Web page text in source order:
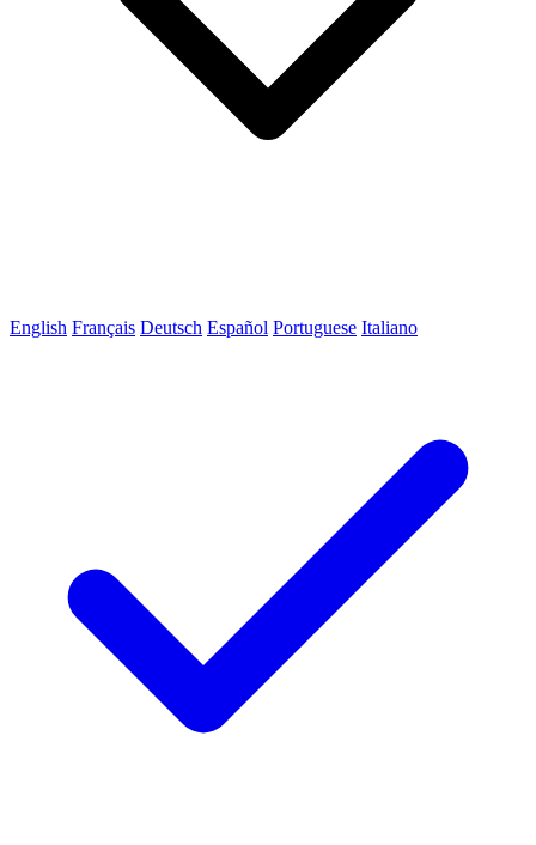
English Français Deutsch Español Portuguese Italiano